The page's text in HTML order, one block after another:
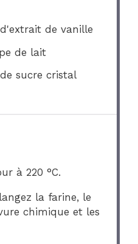
de vanille
de lait
sucre cristal
à 220 °C.
la farine, le
chimique et les